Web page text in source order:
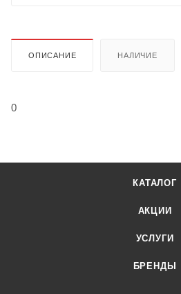
ОПИСАНИЕ НАЛИЧИЕ
0
КАТАЛОГ
АКЦИИ
УСЛУГИ
БРЕНДЫ